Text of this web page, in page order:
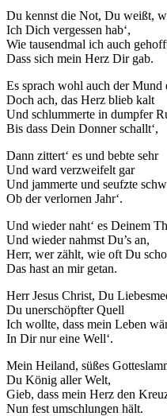
Du kennst die Not, Du weißt,
Ich Dich vergessen hab‘,
Wie tausendmal ich auch
Dass sich mein Herz Dir gab.
Es sprach wohl auch der Mund
Doch ach, das Herz blieb kalt
Und schlummerte in dumpfer
Bis dass Dein Donner schallt‘,
Dann zittert‘ es und bebte sehr
Und ward verzweifelt gar
Und jammerte und seufzte
Ob der verlornen Jahr‘.
Und wieder naht‘ es Deinem
Und wieder nahmst Du’s an,
Herr, wer zählt, wie oft Du
Das hast an mir getan.
Herr Jesus Christ, Du
Du unerschöpfter Quell
Ich wollte, dass mein Leben
In Dir nur eine Well‘.
Mein Heiland, süßes
Du König aller Welt,
Gieb, dass mein Herz den
Nun fest umschlungen hält.